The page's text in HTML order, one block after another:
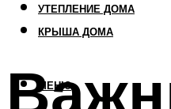
УТЕПЛЕНИЕ ДОМА
КРЫША ДОМА
МЕНЮ